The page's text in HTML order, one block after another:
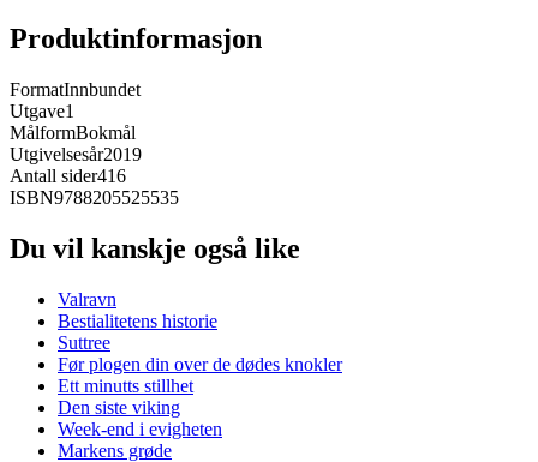
Produktinformasjon
FormatInnbundet
Utgave1
MålformBokmål
Utgivelsesår2019
Antall sider416
ISBN9788205525535
Du vil kanskje også like
Valravn
Bestialitetens historie
Suttree
Før plogen din over de dødes knokler
Ett minutts stillhet
Den siste viking
Week-end i evigheten
Markens grøde